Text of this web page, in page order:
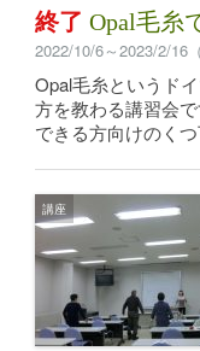
終了Opal毛糸
2022/10/6～2023/2/16（
Opal毛糸というド
方を教わる講習会
できる方向けのく
講座